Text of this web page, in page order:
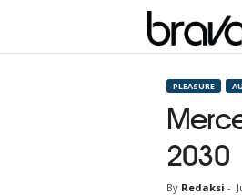
PLEASURE
2030
By Redaksi -